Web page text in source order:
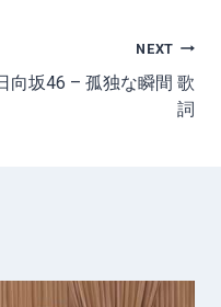
NEXT
向坂46 – 孤独な瞬間 歌
詞